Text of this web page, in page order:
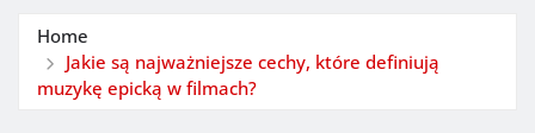
Home
Jakie są najważniejsze cechy, które definiują
muzykę epicką w filmach?